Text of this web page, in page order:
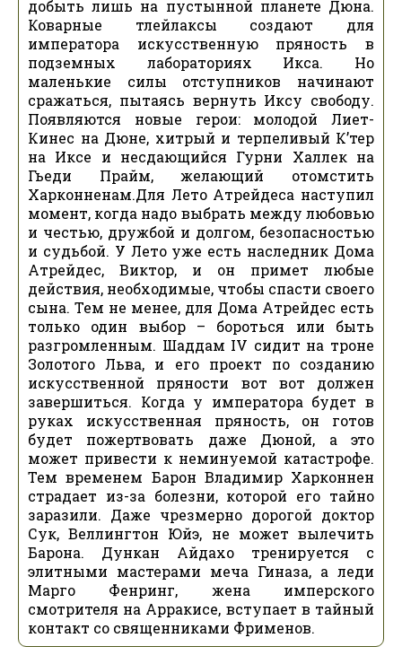
добыть лишь на пустынной планете Дюна.
Коварные тлейлаксы создают для
императора искусственную пряность в
подземных лабораториях Икса. Но
маленькие силы отступников начинают
сражаться, пытаясь вернуть Иксу свободу.
Появляются новые герои: молодой Лиет-
Кинес на Дюне, хитрый и терпеливый К’тер
на Иксе и несдающийся Гурни Халлек на
Гьеди Прайм, желающий отомстить
Харконненам.Для Лето Атрейдеса наступил
момент, когда надо выбрать между любовью
и честью, дружбой и долгом, безопасностью
и судьбой. У Лето уже есть наследник Дома
Атрейдес, Виктор, и он примет любые
действия, необходимые, чтобы спасти своего
сына. Тем не менее, для Дома Атрейдес есть
только один выбор – бороться или быть
разгромленным. Шаддам IV сидит на троне
Золотого Льва, и его проект по созданию
искусственной пряности вот вот должен
завершиться. Когда у императора будет в
руках искусственная пряность, он готов
будет пожертвовать даже Дюной, а это
может привести к неминуемой катастрофе.
Тем временем Барон Владимир Харконнен
страдает из-за болезни, которой его тайно
заразили. Даже чрезмерно дорогой доктор
Сук, Веллингтон Юйэ, не может вылечить
Барона. Дункан Айдахо тренируется с
элитными мастерами меча Гиназа, а леди
Марго Фенринг, жена имперского
смотрителя на Арракисе, вступает в тайный
контакт со священниками Фрименов.